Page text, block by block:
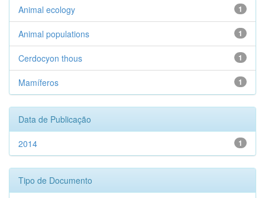
1
Animal ecology
1
Animal populations
1
Cerdocyon thous
1
Mamíferos
Data de Publicação
1
2014
Tipo de Documento